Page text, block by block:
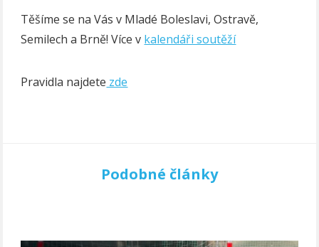
Těšíme se na Vás v Mladé Boleslavi, Ostravě,
Semilech a Brně! Více v kalendáři soutěží
Pravidla najdete zde
Podobné články